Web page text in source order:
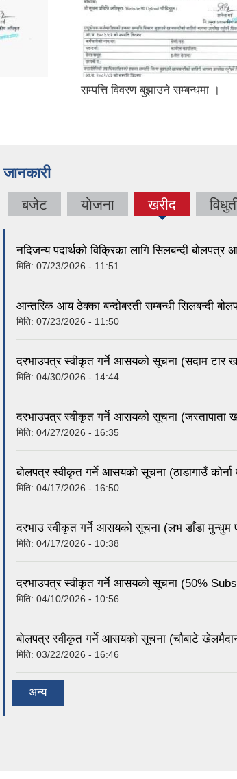
सम्पत्ति विवरण बुझाउने सम्बन्धमा ।
जानकारी
बजेट याेजना खरीद
(active
नदिजन्य पदार्थको विक्रिका लागि सिलबन्दी बोलपत्र
मिति: 07/23/2026 - 11:51
आन्तरिक आय ठेक्का बन्दोबस्ती सम्बन्धी सिलबन्दी
मिति: 07/23/2026 - 11:50
दरभाउपत्र स्वीकृत गर्ने आसयको सूचना (सदाम टार
मिति: 04/30/2026 - 14:44
दरभाउपत्र स्वीकृत गर्ने आसयको सूचना (जस्तापाता
मिति: 04/27/2026 - 16:35
बोलपत्र स्वीकृत गर्ने आसयको सूचना (ठाडागाउँ कोर्ना
मिति: 04/17/2026 - 16:50
दरभाउ स्वीकृत गर्ने आसयको सूचना (लभ डाँडा मुन्धुम
मिति: 04/17/2026 - 10:38
दरभाउपत्र स्वीकृत गर्ने आसयको सूचना (50%
मिति: 04/10/2026 - 10:56
बोलपत्र स्वीकृत गर्ने आसयको सूचना (चौबाटे खेलमैदान
मिति: 03/22/2026 - 16:46
अन्य